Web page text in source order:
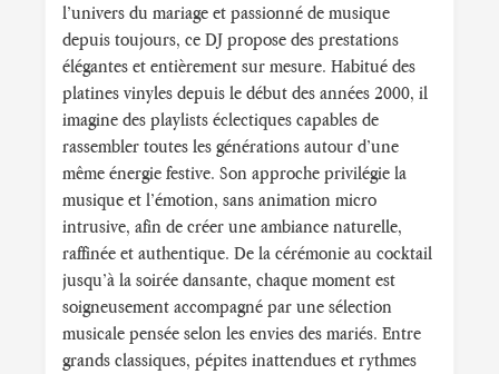
l’univers du mariage et passionné de musique
depuis toujours, ce DJ propose des prestations
élégantes et entièrement sur mesure. Habitué des
platines vinyles depuis le début des années 2000, il
imagine des playlists éclectiques capables de
rassembler toutes les générations autour d’une
même énergie festive. Son approche privilégie la
musique et l’émotion, sans animation micro
intrusive, afin de créer une ambiance naturelle,
raffinée et authentique. De la cérémonie au cocktail
jusqu’à la soirée dansante, chaque moment est
soigneusement accompagné par une sélection
musicale pensée selon les envies des mariés. Entre
grands classiques, pépites inattendues et rythmes